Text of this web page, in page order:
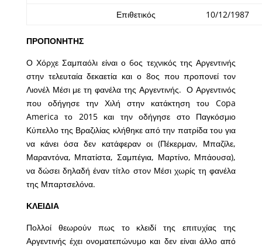
Επιθετικός 10/12/1987
ΠΡΟΠΟΝΗΤΗΣ
Ο Χόρχε Σαμπαόλι είναι ο 6ος τεχνικός της Αργεντινής
στην τελευταία δεκαετία και ο 8ος που προπονεί τον
Λιονέλ Μέσι με τη φανέλα της Αργεντινής. Ο Αργεντινός
που οδήγησε την Χιλή στην κατάκτηση του Copa
America το 2015 και την οδήγησε στο Παγκόσμιο
Κύπελλο της Βραζιλίας κλήθηκε από την πατρίδα του για
να κάνει όσα δεν κατάφεραν οι (Πέκερμαν, Μπαζίλε,
Μαραντόνα, Μπατίστα, Σαμπέγια, Μαρτίνο, Μπάουσα),
να δώσει δηλαδή έναν τίτλο στον Μέσι χωρίς τη φανέλα
της Μπαρτσελόνα.
ΚΛΕΙΔΙΑ
Πολλοί θεωρούν πως το κλειδί της επιτυχίας της
Αργεντινής έχει ονοματεπώνυμο και δεν είναι άλλο από